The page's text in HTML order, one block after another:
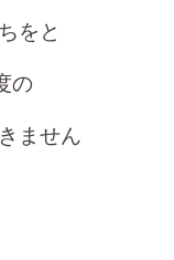
をと
の
ません